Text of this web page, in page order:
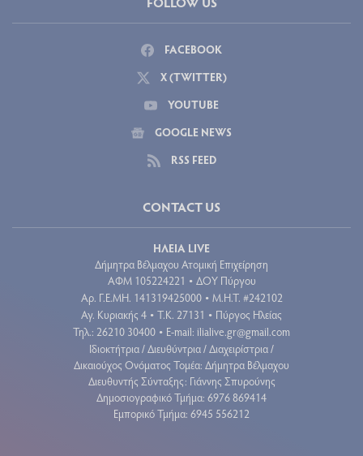
FACEBOOK
X (TWITTER)
YOUTUBE
GOOGLE NEWS
RSS FEED
CONTACT US
ΗΛΕΙΑ LIVE
Δήμητρα Βέλμαχου Ατομική Επιχείρηση
ΑΦΜ 105224221 • ΔΟΥ Πύργου
Aρ. Γ.Ε.ΜΗ. 141319425000 • Μ.Η.Τ. #242102
Αγ. Κυριακής 4 • Τ.Κ. 27131 • Πύργος Ηλείας
Τηλ.: 26210 30400 • E-mail: ilialive.gr@gmail.com
Ιδιοκτήτρια / Διευθύντρια / Διαχειρίστρια /
Δικαιούχος Ονόματος Τομέα: Δήμητρα Βέλμαχου
Διευθυντής Σύνταξης: Γιάννης Σπυρούνης
Δημοσιογραφικό Τμήμα: 6976 869414
Εμπορικό Τμήμα: 6945 556212